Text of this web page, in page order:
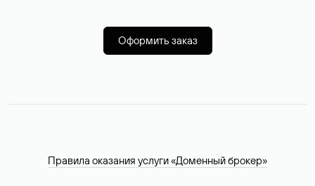
Оформить заказ
Правила оказания услуги «Доменный брокер»